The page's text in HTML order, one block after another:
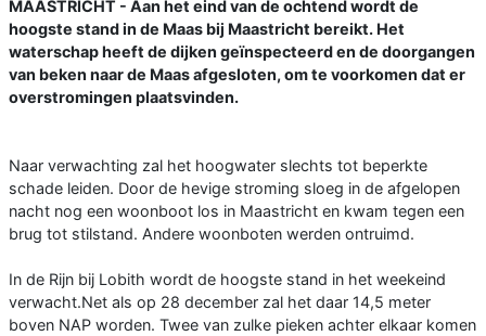
MAASTRICHT - Aan het eind van de ochtend wordt de
hoogste stand in de Maas bij Maastricht bereikt. Het
waterschap heeft de dijken geïnspecteerd en de doorgangen
van beken naar de Maas afgesloten, om te voorkomen dat er
overstromingen plaatsvinden.
Naar verwachting zal het hoogwater slechts tot beperkte
schade leiden. Door de hevige stroming sloeg in de afgelopen
nacht nog een woonboot los in Maastricht en kwam tegen een
brug tot stilstand. Andere woonboten werden ontruimd.
In de Rijn bij Lobith wordt de hoogste stand in het weekeind
verwacht.Net als op 28 december zal het daar 14,5 meter
boven NAP worden. Twee van zulke pieken achter elkaar komen